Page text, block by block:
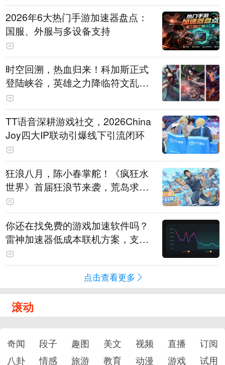
2026年6大热门手游加速器盘点：
国服、外服与多设备支持
时空回溯，热血归来！科加斯正式
登陆峡谷，英雄之力降临符文乱
斗！
TT语音深耕游戏社交，2026China
Joy四大IP联动引爆线下引流闭环
狂浪八月，陈小春掌舵！《疯狂水
世界》首届狂浪节来袭，荒岛求生
直播即将开启
你还在找免费的游戏加速软件吗？
雷神加速器低成本联机方案，支持
免费试用
点击查看更多
滚动
奇闻 段子 趣图 美文 视频 直播
订阅
八卦
情感 旅游 教育 动漫 游戏 试用